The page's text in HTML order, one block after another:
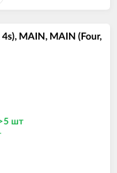
4s), MAIN, MAIN (Four,
шт